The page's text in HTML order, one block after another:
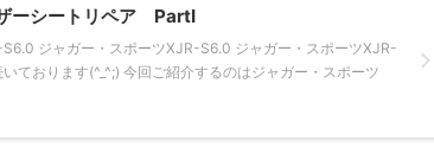
ーシートリペア PartⅠ
ジャガー・スポーツXJR-S6.0 ジャガー・スポーツXJR-
ております(^_^;) 今回ご紹介するのはジャガー・スポーツ